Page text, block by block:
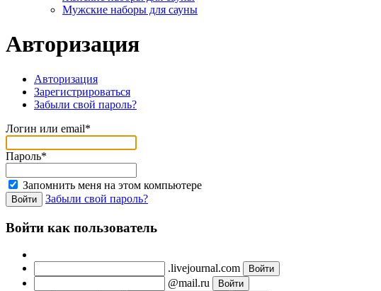
Мужские наборы для сауны
Авторизация
Авторизация
Зарегистрироваться
Забыли свой пароль?
Логин или email*
Пароль*
Запомнить меня на этом компьютере
Забыли свой пароль?
Войти как пользователь
.livejournal.com
@mail.ru